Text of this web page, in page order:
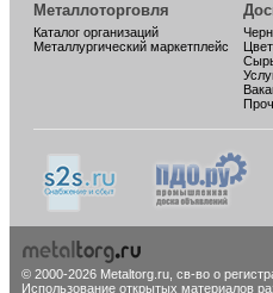
Металлоторговля
Каталог организаций
Металлургический маркетплейс
© 2000-2026 Metaltorg.ru, св-во о
Использование открытых материалов